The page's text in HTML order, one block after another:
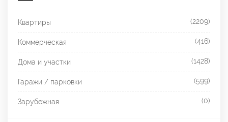
Квартиры (2209)
Коммерческая (416)
Дома и участки (1428)
Гаражи / парковки (599)
Зарубежная (0)